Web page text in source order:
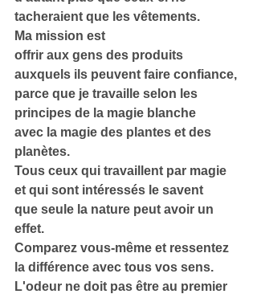
tacheraient que les vêtements.
Ma mission est
offrir aux gens des produits
auxquels ils peuvent faire confiance,
parce que je travaille selon les
principes de la magie blanche
avec la magie des plantes et des
planètes.
Tous ceux qui travaillent par magie
et qui sont intéressés le savent
que seule la nature peut avoir un
effet.
Comparez vous-même et ressentez
la différence avec tous vos sens.
L'odeur ne doit pas être au premier